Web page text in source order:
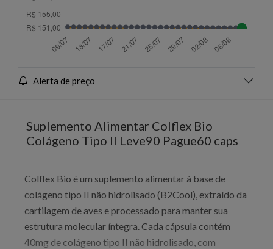
Alerta de preço
Suplemento Alimentar Colflex Bio
Colágeno Tipo II Leve90 Pague60 caps
Colflex Bio é um suplemento alimentar à base de
colágeno tipo II não hidrolisado (B2Cool), extraído da
cartilagem de aves e processado para manter sua
estrutura molecular íntegra. Cada cápsula contém
40mg de colágeno tipo II não hidrolisado, com